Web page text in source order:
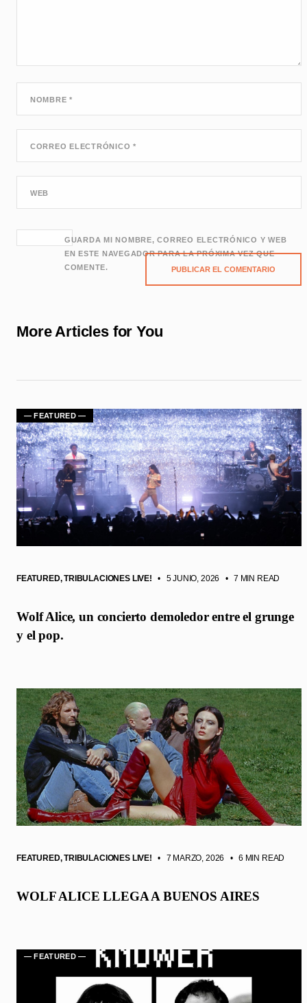
NOMBRE*
CORREO ELECTRÓNICO*
WEB
GUARDA MI NOMBRE, CORREO ELECTRÓNICO Y WEB
EN ESTE NAVEGADOR PARA LA PRÓXIMA VEZ QUE
COMENTE.
More Articles for You
FEATURED,TRIBULACIONES LIVE! • 5 JUNIO, 2026 • 7 MIN READ
Wolf Alice, un concierto demoledor entre el grunge
y el pop.
— FEATURED —
FEATURED,TRIBULACIONES LIVE! • 7 MARZO, 2026 • 6 MIN READ
WOLF ALICE LLEGA A BUENOS AIRES
— FEATURED —